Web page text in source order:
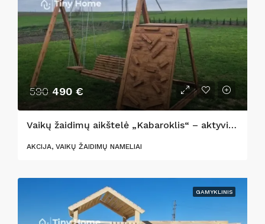
590 490 €
Vaikų žaidimų aikštelė „Kabaroklis“ – aktyviems vaikystės nuotykiams!
AKCIJA, VAIKŲ ŽAIDIMŲ NAMELIAI
GAMYKLINIS